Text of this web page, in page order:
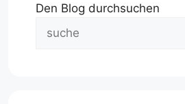
Den Blog durchsuchen